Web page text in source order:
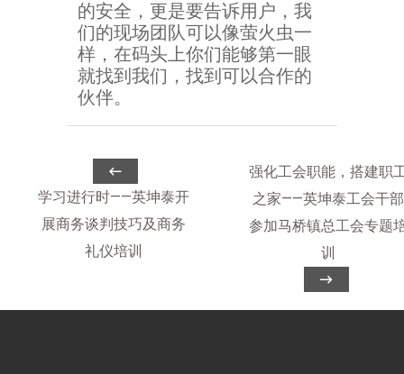
的安全，更是要告诉用户，我
们的现场团队可以像萤火虫一
样，在码头上你们能够第一眼
就找到我们，找到可以合作的
伙伴。
学习进行时——英坤泰开
展商务谈判技巧及商务
礼仪培训
强化工会职能，搭建职
之家——英坤泰工会干部
参加马桥镇总工会专题
训